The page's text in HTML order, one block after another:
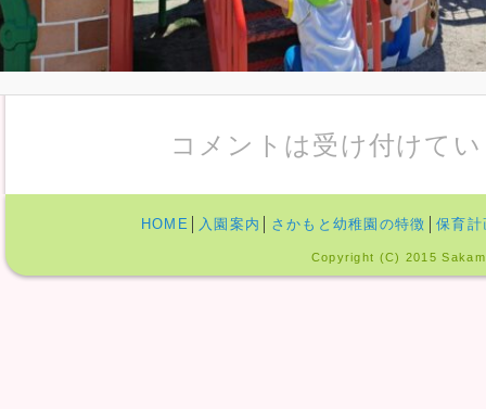
コメントは受け付けて
HOME 入園案内 さかもと幼稚園の特徴 保育計
Copyright (C) 2015